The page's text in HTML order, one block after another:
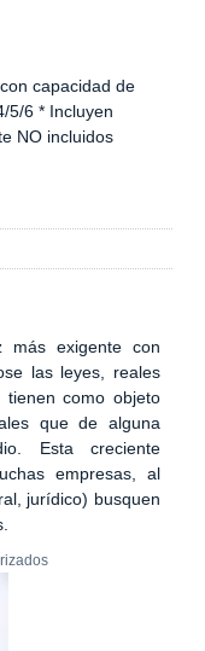
capacidad de
5/6 * Incluyen
NO incluidos
más exigente con
las leyes, reales
tienen como objeto
que de alguna
Esta creciente
empresas, al
jurídico) busquen